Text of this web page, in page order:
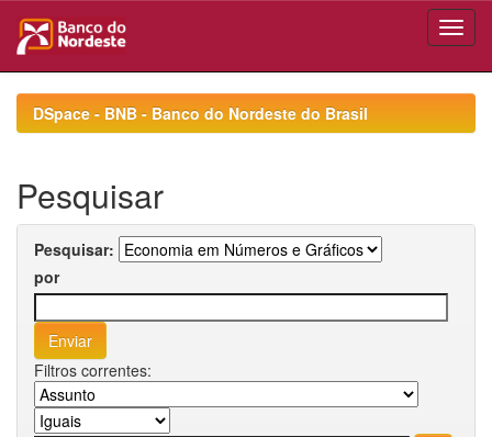
navigationDSpace - BNB - Banco do Nordeste do Brasil
Pesquisar
Pesquisar:
por
Filtros correntes: